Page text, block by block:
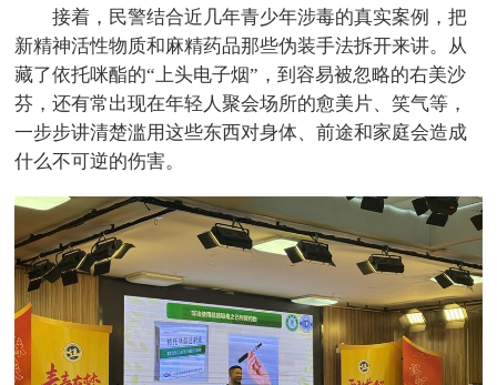
接着，民警结合近几年青少年涉毒的真实案例，把
新精神活性物质和麻精药品那些伪装手法拆开来讲。从
藏了依托咪酯的“上头电子烟”，到容易被忽略的右美沙
芬，还有常出现在年轻人聚会场所的愈美片、笑气等，
一步步讲清楚滥用这些东西对身体、前途和家庭会造成
什么不可逆的伤害。